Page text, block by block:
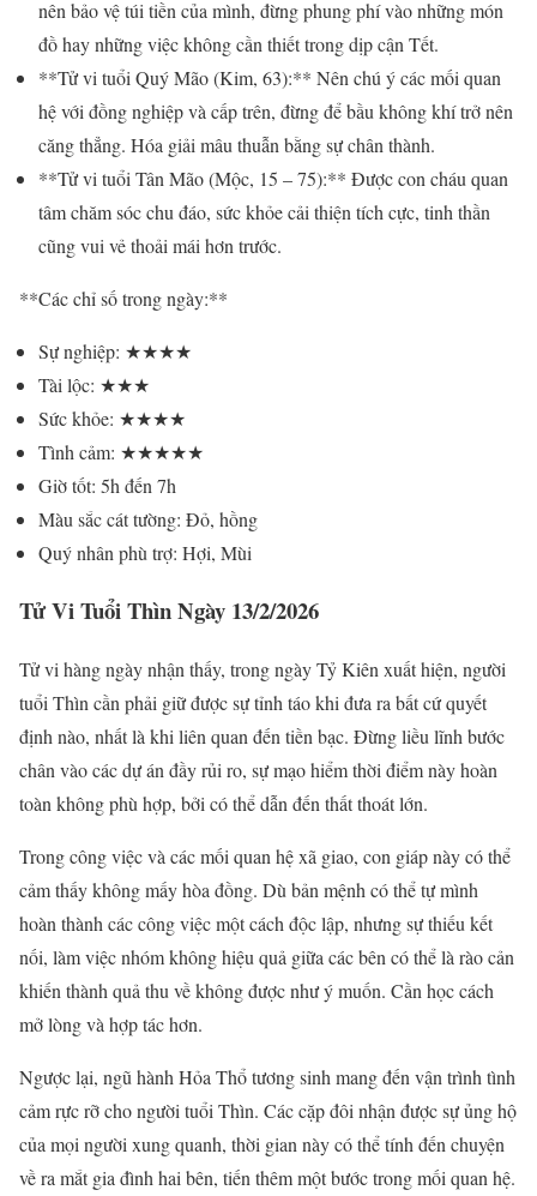
nên bảo vệ túi tiền của mình, đừng phung phí vào những món
đồ hay những việc không cần thiết trong dịp cận Tết.
**Tử vi tuổi Quý Mão (Kim, 63):** Nên chú ý các mối quan
hệ với đồng nghiệp và cấp trên, đừng để bầu không khí trở nên
căng thẳng. Hóa giải mâu thuẫn bằng sự chân thành.
**Tử vi tuổi Tân Mão (Mộc, 15 – 75):** Được con cháu quan
tâm chăm sóc chu đáo, sức khỏe cải thiện tích cực, tinh thần
cũng vui vẻ thoải mái hơn trước.
**Các chỉ số trong ngày:**
Sự nghiệp: ★★★★
Tài lộc: ★★★
Sức khỏe: ★★★★
Tình cảm: ★★★★★
Giờ tốt: 5h đến 7h
Màu sắc cát tường: Đỏ, hồng
Quý nhân phù trợ: Hợi, Mùi
Tử Vi Tuổi Thìn Ngày 13/2/2026
Tử vi hàng ngày nhận thấy, trong ngày Tỷ Kiên xuất hiện, người
tuổi Thìn cần phải giữ được sự tỉnh táo khi đưa ra bất cứ quyết
định nào, nhất là khi liên quan đến tiền bạc. Đừng liều lĩnh bước
chân vào các dự án đầy rủi ro, sự mạo hiểm thời điểm này hoàn
toàn không phù hợp, bởi có thể dẫn đến thất thoát lớn.
Trong công việc và các mối quan hệ xã giao, con giáp này có thể
cảm thấy không mấy hòa đồng. Dù bản mệnh có thể tự mình
hoàn thành các công việc một cách độc lập, nhưng sự thiếu kết
nối, làm việc nhóm không hiệu quả giữa các bên có thể là rào cản
khiến thành quả thu về không được như ý muốn. Cần học cách
mở lòng và hợp tác hơn.
Ngược lại, ngũ hành Hỏa Thổ tương sinh mang đến vận trình tình
cảm rực rỡ cho người tuổi Thìn. Các cặp đôi nhận được sự ủng hộ
của mọi người xung quanh, thời gian này có thể tính đến chuyện
về ra mắt gia đình hai bên, tiến thêm một bước trong mối quan hệ.